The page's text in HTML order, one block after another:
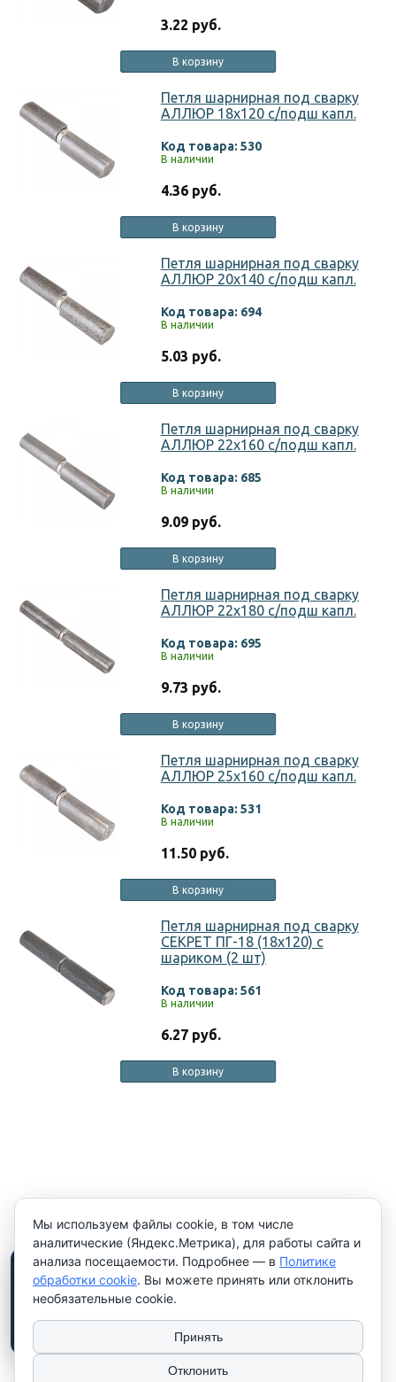
3.22 руб.
В корзину
Петля шарнирная под сварку
АЛЛЮР 18х120 с/подш капл.
Код товара: 530
В наличии
4.36 руб.
В корзину
Петля шарнирная под сварку
АЛЛЮР 20х140 с/подш капл.
Код товара: 694
В наличии
5.03 руб.
В корзину
Петля шарнирная под сварку
АЛЛЮР 22х160 с/подш капл.
Код товара: 685
В наличии
9.09 руб.
В корзину
Петля шарнирная под сварку
АЛЛЮР 22х180 с/подш капл.
Код товара: 695
В наличии
9.73 руб.
В корзину
Петля шарнирная под сварку
АЛЛЮР 25х160 с/подш капл.
Код товара: 531
В наличии
11.50 руб.
В корзину
Петля шарнирная под сварку
СЕКРЕТ ПГ-18 (18х120) с
шариком (2 шт)
Код товара: 561
В наличии
6.27 руб.
В корзину
Мы используем файлы cookie, в том числе
аналитические (Яндекс.Метрика), для работы сайта и
анализа посещаемости. Подробнее — в Политике
обработки cookie. Вы можете принять или отклонить
необязательные cookie.
Принять
Отклонить
×
Работаем только с
юридическими лицами и
индивидуальными
предпринимателями. Цены